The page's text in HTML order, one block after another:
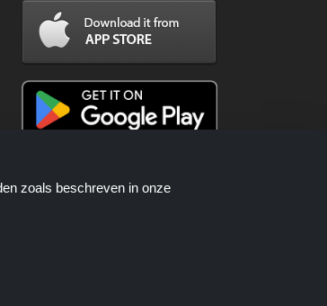
zoals beschreven in onze